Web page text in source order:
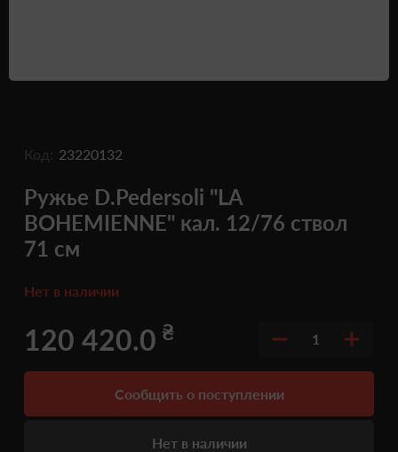
Код: 23220132
Ружье D.Pedersoli "LA
BOHEMIENNE" кал. 12/76 ствол
71 см
Нет в наличии
120 420.0 ₴ 1
Сообщить о поступлении
Нет в наличии